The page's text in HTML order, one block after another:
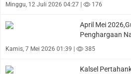
Minggu, 12 Juli 2026 04:27 | 176
April Mei
Penghargaan
Kamis, 7 Mei 2026 01:39 | 385
Kalsel